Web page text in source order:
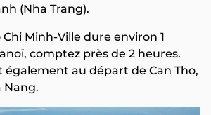
(Nha Trang).
Minh-Ville dure environ 1
comptez près de 2 heures.
également au départ de Can Tho,
Nang.